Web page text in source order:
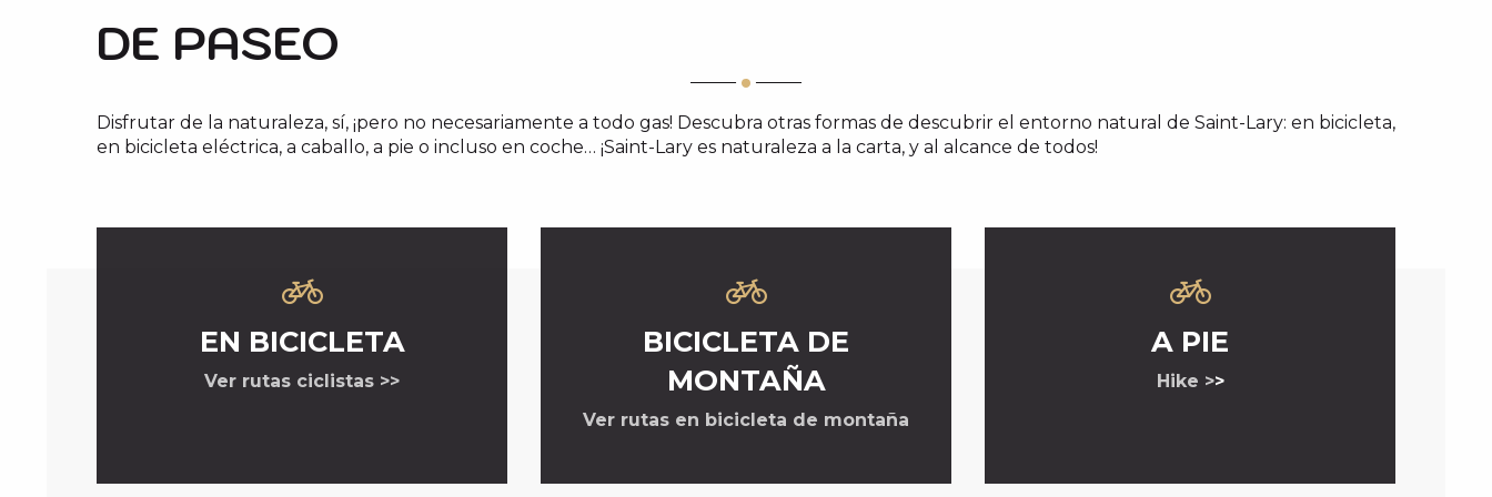
DE PASEO
Disfrutar de la naturaleza, sí, ¡pero no necesariamente a todo gas! Descubra otras formas de descubrir el entorno natural de Saint-Lary: en bicicleta,
en bicicleta eléctrica, a caballo, a pie o incluso en coche… ¡Saint-Lary es naturaleza a la carta, y al alcance de todos!
EN BICICLETA
Ver rutas ciclistas >>
BICICLETA DE
MONTAÑA
Ver rutas en bicicleta de montaña
A PIE
Hike >>